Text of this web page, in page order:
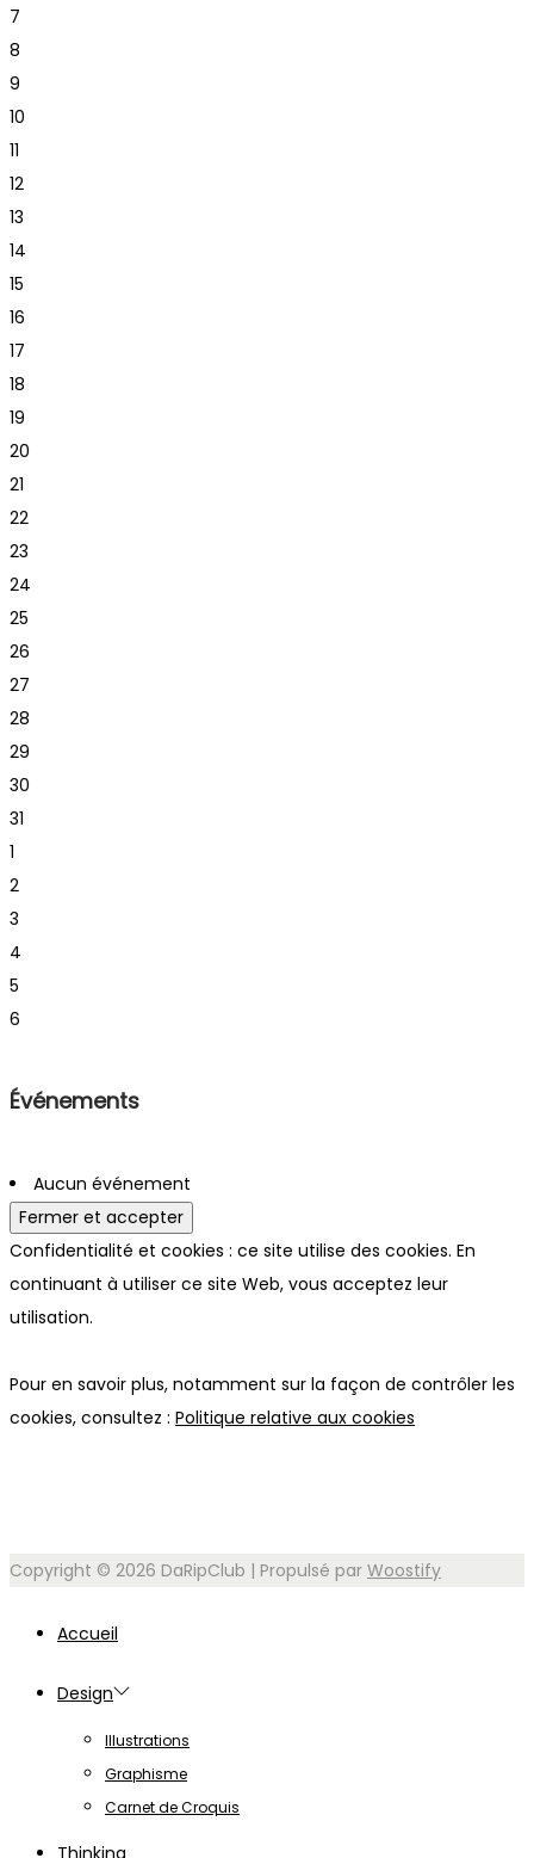
7
8
9
10
11
12
13
14
15
16
17
18
19
20
21
22
23
24
25
26
27
28
29
30
31
1
2
3
4
5
6
Événements
Aucun événement
Confidentialité et cookies : ce site utilise des cookies. En
continuant à utiliser ce site Web, vous acceptez leur
utilisation.
Pour en savoir plus, notamment sur la façon de contrôler les
cookies, consultez : Politique relative aux cookies
Copyright © 2026 DaRipClub | Propulsé par Woostify
Accueil
Design
Illustrations
Graphisme
Carnet de Croquis